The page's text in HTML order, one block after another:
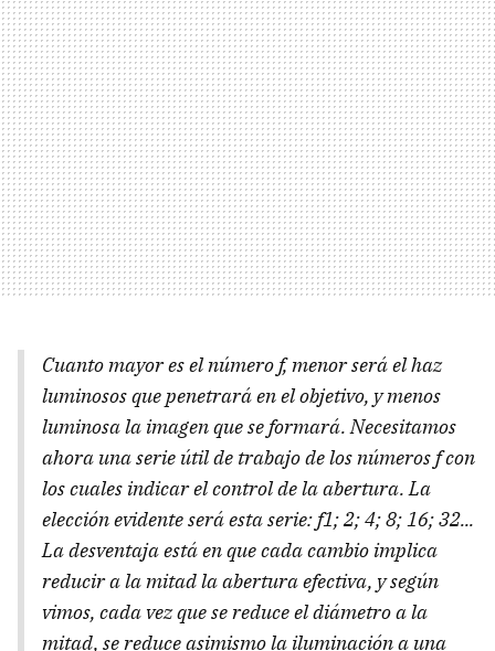
Cuanto mayor es el número f, menor será el haz
luminosos que penetrará en el objetivo, y menos
luminosa la imagen que se formará. Necesitamos
ahora una serie útil de trabajo de los números f con
los cuales indicar el control de la abertura. La
elección evidente será esta serie: f1; 2; 4; 8; 16; 32...
La desventaja está en que cada cambio implica
reducir a la mitad la abertura efectiva, y según
vimos, cada vez que se reduce el diámetro a la
mitad, se reduce asimismo la iluminación a una